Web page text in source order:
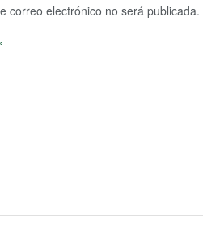
correo electrónico no será publicada.